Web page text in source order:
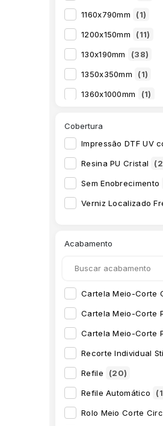
Faixa Decorativa
Kit de Etiquetas
Papel de Parede
Rótulos cm² (14)
Rótulos
1160x790mm (1)
1200x150mm (11)
130x190mm (38)
1350x350mm (1)
1360x1000mm (1)
240x1200mm (8)
297x1200mm (8)
297x210mm (10)
297x420mm (22)
300x600mm (1)
300x900mm
30x30mm (15)
330x770mm (1)
Cobertura
Impressão DTF UV
Resina PU Cristal
Sem Enobrecimento
Verniz Localizado
Acabamento
Cartela Meio-Corte
Cartela Meio-Corte
Cartela Meio-Corte
Recorte Individual
Refile (20)
Refile Automático
Rolo Meio Corte